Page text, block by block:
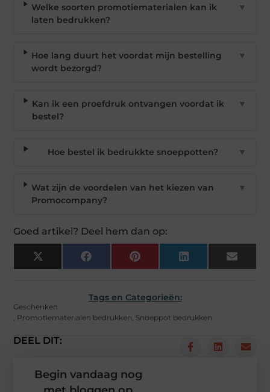
Welke soorten promotiematerialen kan ik
laten bedrukken?
▼
Hoe lang duurt het voordat mijn bestelling
wordt bezorgd?
▼
Kan ik een proefdruk ontvangen voordat ik
bestel?
▼
Hoe bestel ik bedrukkte snoeppotten? ▼
Wat zijn de voordelen van het kiezen van
Promocompany?
▼
Goed artikel? Deel hem dan op:
X
(Twitter)
Facebook Pinterest LinkedIn Email
Tags en Categorieën:
Geschenken
, Promotiematerialen bedrukken, Snoeppot bedrukken
DEEL DIT:
Begin vandaag nog